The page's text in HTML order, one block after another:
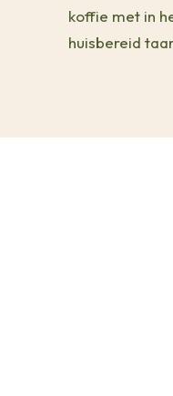
koffie met in
huisbereid